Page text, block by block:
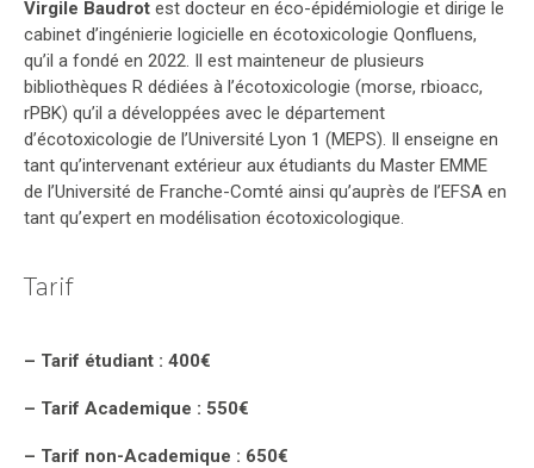
Virgile Baudrot est docteur en éco-épidémiologie et dirige le
cabinet d’ingénierie logicielle en écotoxicologie Qonfluens,
qu’il a fondé en 2022. Il est mainteneur de plusieurs
bibliothèques R dédiées à l’écotoxicologie (morse, rbioacc,
rPBK) qu’il a développées avec le département
d’écotoxicologie de l’Université Lyon 1 (MEPS). Il enseigne en
tant qu’intervenant extérieur aux étudiants du Master EMME
de l’Université de Franche-Comté ainsi qu’auprès de l’EFSA en
tant qu’expert en modélisation écotoxicologique.
Tarif
– Tarif étudiant : 400€
– Tarif Academique : 550€
– Tarif non-Academique : 650€